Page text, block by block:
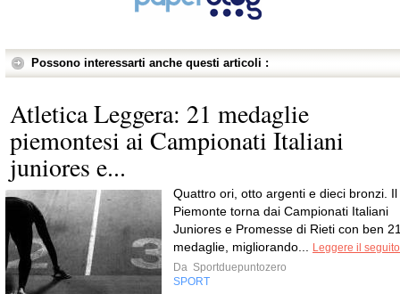
Possono interessarti anche questi articoli :
Atletica Leggera: 21 medaglie
piemontesi ai Campionati Italiani
juniores e...
Quattro ori, otto argenti e dieci bronzi. Il
Piemonte torna dai Campionati Italiani
Juniores e Promesse di Rieti con ben
medaglie, migliorando...
Leggere il seguito
Da Sportduepuntozero
SPORT